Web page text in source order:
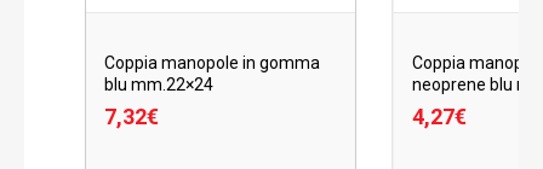
Coppia manopole in gomma
blu mm.22×24
7,32€
Coppia
neoprene blu
4,27€